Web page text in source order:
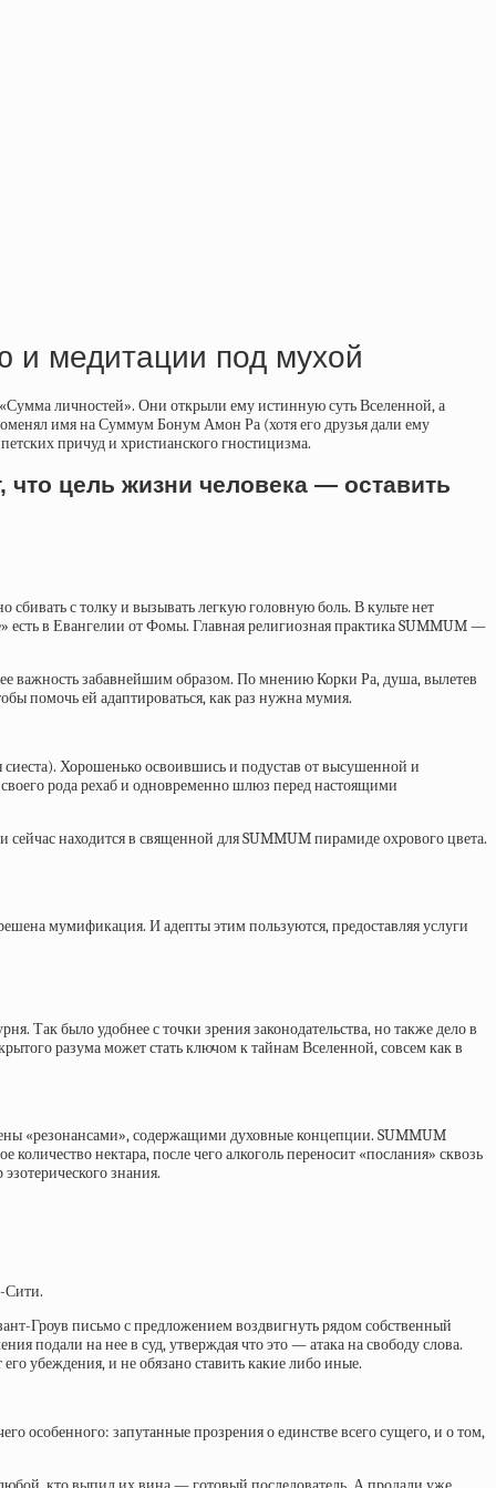
и медитации под мухой
личностей». Они открыли ему истинную суть Вселенной, а
имя на Суммум Бонум Амон Ра (хотя его друзья дали ему
причуд и христианского гностицизма.
цель жизни человека — оставить
с толку и вызывать легкую головную боль. В культе нет
есть в Евангелии от Фомы. Главная религиозная практикаSUMMUM—
важность забавнейшим образом. По мнению Корки Ра, душа, вылетев
помочь ей адаптироваться, как раз нужна мумия.
сиеста). Хорошенько освоившись и подустав от высушенной и
рода рехаб и одновременно шлюз перед настоящими
находится в священной для SUMMUM пирамиде охрового цвета.
мумификация. И адепты этим пользуются, предоставляя услуги
Так было удобнее с точки зрения законодательства, но также дело в
разума может стать ключом к тайнам Вселенной, совсем как в
«резонансами», содержащими духовные концепции. SUMMUM
нектара, после чего алкоголь переносит «послания» сквозь
знания.
Сити.
Гроув письмо с предложением воздвигнуть рядом собственный
подали на нее в суд, утверждая что это — атака на свободу слова.
убеждения, и не обязано ставить какие либо иные.
особенного: запутанные прозрения о единстве всего сущего, и о том,